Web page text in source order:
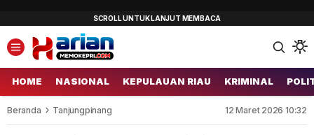
HOME NASIONAL KEPULAUAN RIAU KRIMINAL
Beranda Tanjungpinang 12 Maret 2026 10:32